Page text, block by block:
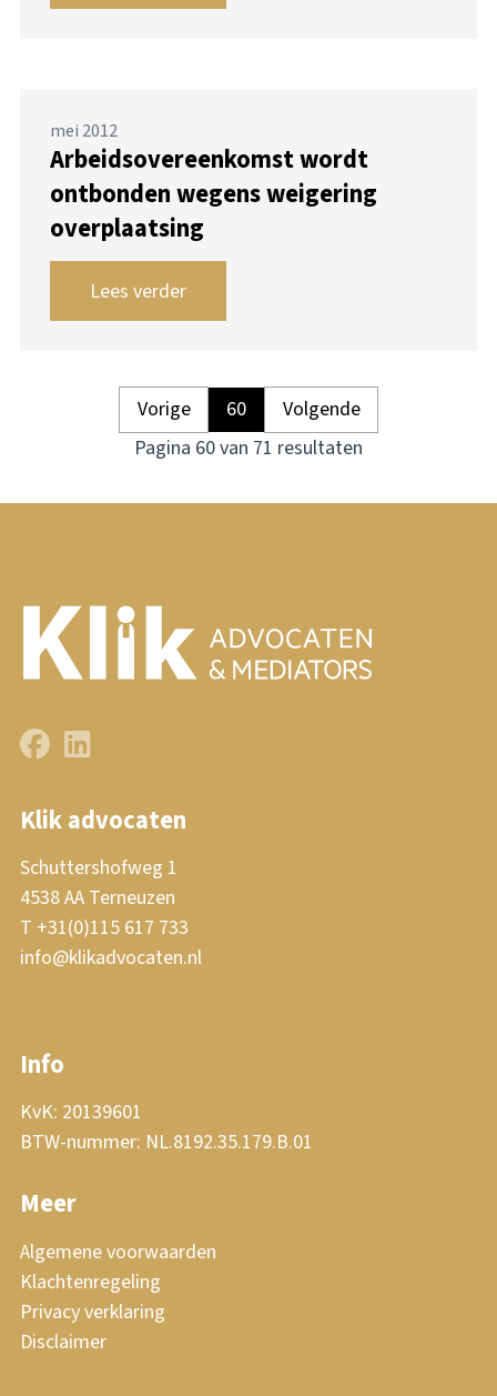
mei 2012
Arbeidsovereenkomst wordt
ontbonden wegens weigering
overplaatsing
Lees verder
Pagina 60 van 71 resultaten
Vorige 60 Volgende
Klik advocaten
Schuttershofweg 1
4538 AA Terneuzen
T +31(0)115 617 733
info@klikadvocaten.nl
Info
KvK: 20139601
BTW-nummer: NL.8192.35.179.B.01
Meer
Algemene voorwaarden
Klachtenregeling
Privacy verklaring
Disclaimer